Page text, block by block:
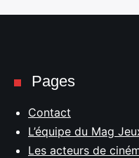
Pages
Contact
L’équipe du Mag
Les acteurs de